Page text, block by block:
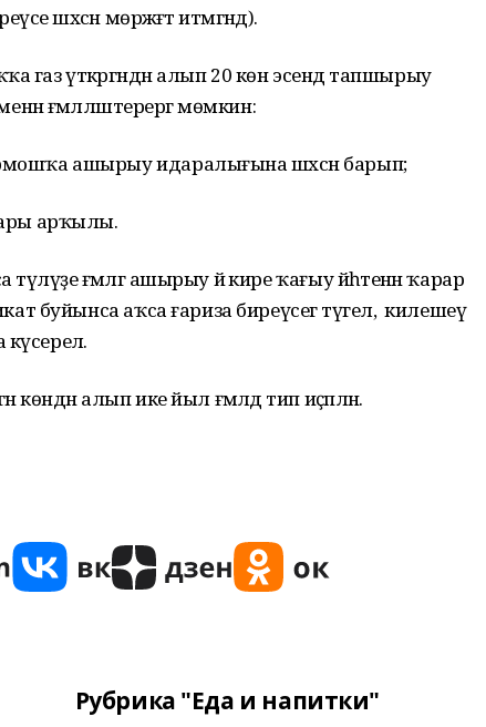
шәхсән мөрәжәғәт итмәгәндә).
үткәргәндән алып 20 көн эсендә тапшырыу
ғәмәлләштерергә мөмкин:
ашырыу идаралығына шәхсән барып;
арҡылы.
ғәмәлгә ашырыу йә кире ҡағыу йәһәтенән ҡарар
буйынса аҡса ғариза биреүсегә түгел, ә килешеү
алып ике йыл ғәмәлдә тип иҫәпләнә.
Рубрика "Еда и напитки"